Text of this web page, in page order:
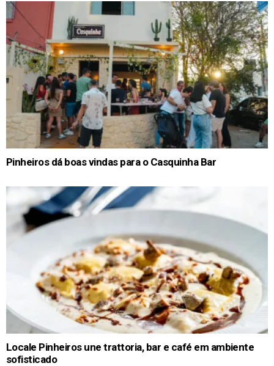
Pinheiros dá boas vindas para o Casquinha Bar
Locale Pinheiros une trattoria, bar e café em ambiente
sofisticado